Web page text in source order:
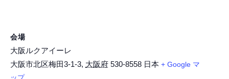
会場
大阪ルクアイーレ
大阪市北区梅田3-1-3, 大阪府 530-8558 日本 + Google マ
ップ